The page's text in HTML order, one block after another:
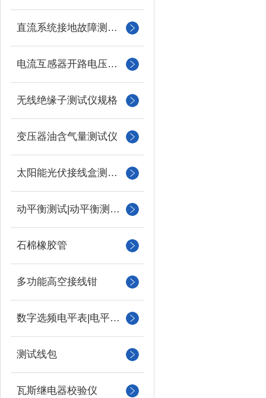
直流系统接地故障测试仪
电流互感器开路电压测试仪
无线绝缘子测试仪规格
变压器油含气量测试仪
太阳能光伏接线盒测试仪
动平衡测试|动平衡测量仪
石棉橡胶管
多功能高空接线钳
数字选频电平表|电平振荡器
测试线包
瓦斯继电器校验仪